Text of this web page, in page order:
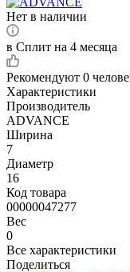
Нет в наличии
в Сплит на 4 месяца
Рекомендуют 0
Характеристики
Производитель
ADVANCE
Ширина
7
Диаметр
16
Код товара
00000047277
Вес
0
Все характеристики
Поделиться